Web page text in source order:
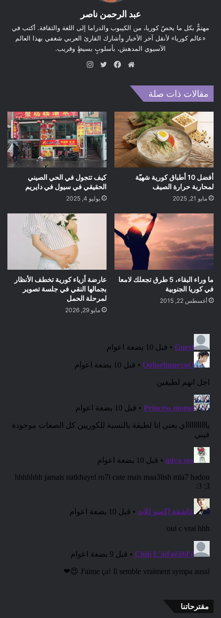
عبد الرحمن ناصر
مهتمٌّ بكل ما يخصّ كوريا، من الكيبوب والدراما إلى اللغة والثقافة. أكتب في
«عالم كوريا» لأنقل آخر الأخبار وأشارك القارئ العربي شغفي بهذا العالم
الآسيوي المدهش، بأسلوبٍ بسيطٍ وقريب.
موق
في
تويت
مقالات ذات صلة
أفضل 10 أطباق كورية شهيّة
لمحاربة حرارة الصيف
مايو 21, 2025
كيف تتجول في الحي الصيني
الحقيقي في سيول في دايريم
يوليو 4, 2025
ما وراء البقاء، 5 طرق تجعلك لامعا
في كوريا الجنوبية
أغسطس 22, 2015
عارضة أزياء كورية تخطف الأنظار
بجمالها النقي في جلسة تصوير
لمرحلة الحمل
مايو 29, 2026
مقترحاتنا